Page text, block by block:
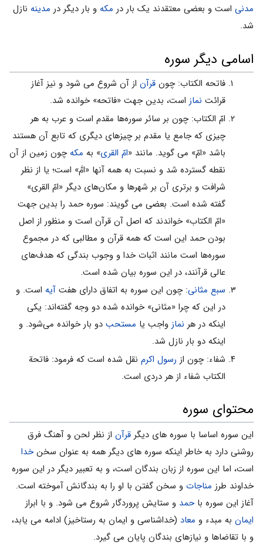
مدنی است و بعضى معتقدند یک بار در مکه و بار دیگر در مدینه نازل
شد.
اسامى دیگر سوره
فاتحه الکتاب: چون قرآناز آن شروع می شود و نیز آغاز
قرائت نمازاست، بدین جهت «فاتحه» خوانده شد.
امّ الکتاب: چون بر سائر سوره‌ها مقدم است و عرب به هر
چیزى که جامع یا مقدم بر چیزهاى دیگرى که تابع آن هستند
باشد «امّ» می گوید. مانند «امّ القرى» به مکهچون زمین از آن
نقطه گسترده شد و نسبت به همه آنها «امَّ» است؛ یا از نظر
شرافت و برترى آن بر شهرها و مکان‌هاى دیگر «امّ القرى»
گفته شده است. بعضى می گویند: سوره حمد را بدین جهت
«امّ الکتاب» خواندند که اصل آن قرآن است و منظور از اصل
بودن حمد این است که همه قرآن و مطالبى که در مجموع
سوره‌ها است مانند اثبات خدا و وجوب بندگى که هدف‌هاى
عالى قرآنند، در این سوره بیان شده است.
سبع مثانی: چون این سوره به اتفاق داراى هفت آیهاست. و
در این که چرا «مثانی» خوانده شده دو وجه گفته‌اند: یکی
اینکه در هر نمازواجب یا مستحبدو بار خوانده مى‌شود. و
اینکه دو بار نازل شد.
شفاء: چون از رسول اکرمنقل شده است که فرمود: فاتحة
الکتاب شفاء از هر دردى است.
محتوای سوره
این سوره اساسا با سوره هاى دیگر قرآن از نظر لحن و آهنگ فرق
روشنى دارد به خاطر اینکه سوره هاى دیگر همه به عنوان سخنخدا
است، اما این سوره از زبان بندگان است، و به تعبیر دیگر در این سوره
خداوند طرز مناجات و سخن گفتن با او را به بندگانش آموخته است.
آغاز این سوره باحمد و ستایش پروردگار شروع مى شود. و با ابراز
ایمان به مبدء و معاد (خداشناسى و ایمان به رستاخیز) ادامه مى یابد،
و با تقاضاها و نیازهاى بندگان پایان مى گیرد.